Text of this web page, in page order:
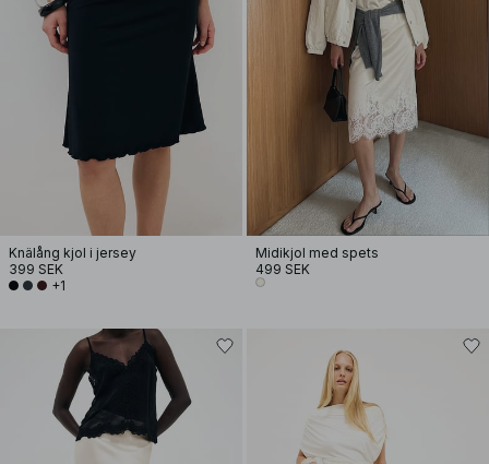
Knälång kjol i jersey
399 SEK
+1
Midikjol med spets
499 SEK